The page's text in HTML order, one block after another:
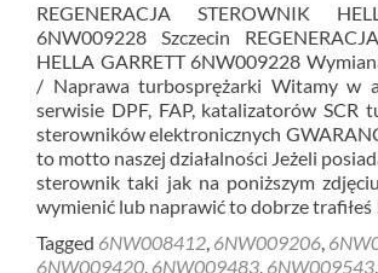
REGENERACJA STEROWNIK
6NW009228 Szczecin
HELLA GARRETT 6NW009228
/ Naprawa turbosprężarki Witamy w
serwisie DPF, FAP, katalizatorów SCR
sterowników elektronicznych
to motto naszej działalności Jeżeli
sterownik taki jak na poniższym
wymienić lub naprawić to dobrze trafiłeś
Tagged 6NW008412, 6NW009206,
6NW009420, 6NW009483, 6NW009543,